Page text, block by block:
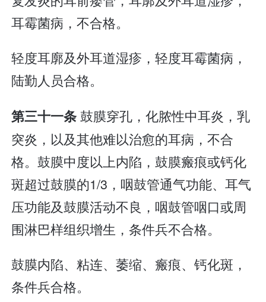
耳霉菌病，不合格。
轻度耳廓及外耳道湿疹，轻度耳霉菌病，
陆勤人员合格。
第三十一条鼓膜穿孔，化脓性中耳炎，乳
突炎，以及其他难以治愈的耳病，不合
格。鼓膜中度以上内陷，鼓膜瘢痕或钙化
斑超过鼓膜的1/3，咽鼓管通气功能、耳气
压功能及鼓膜活动不良，咽鼓管咽口或周
围淋巴样组织增生，条件兵不合格。
鼓膜内陷、粘连、萎缩、瘢痕、钙化斑，
条件兵合格。